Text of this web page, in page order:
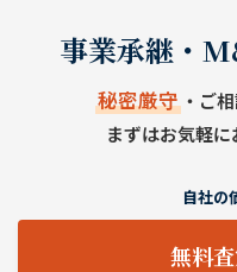
事業承継・
秘密厳守・ご
まずはお気軽に
自社の
無料